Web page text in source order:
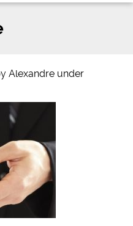
Alexandre under